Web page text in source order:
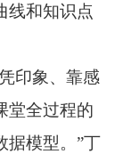
线和知识点
印象、靠感
堂全过程的
据模型。”丁